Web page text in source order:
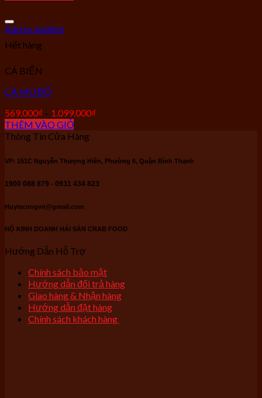
Add to wishlist
Hết hàng
CÁ BIỂN
CÁ MÚ ĐỎ
569.000₫ – 1.099.000₫
THÊM VÀO GIỎ
Thông Tin Cửa Hàng
VP: 151C Nguyễn Thượng Hiền, Phường 6, Quận Bình Thạnh
1900 088 879 - 0931 434 823
Huylecongvn@gmail.com
HỘ KINH DOANH HẢI SẢN CRAB FOOD
Hướng Dẫn Hỗ Trợ
Chính sách bảo mật
Hướng dẫn đổi trả hàng
Giao hàng & Nhận hàng
Hướng dẫn đặt hàng
Chính sách khách hàng